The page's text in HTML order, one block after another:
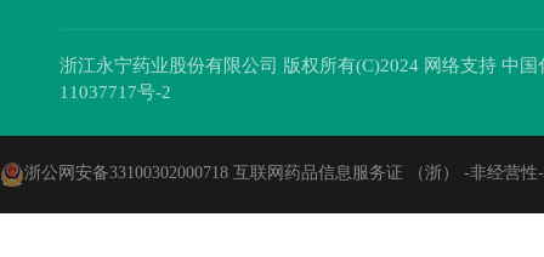
浙江永宁药业股份有限公司 版权所有(C)2024 网络支持 中国
11037717号-2
浙公网安备33100302000718 互联网药品信息服务证 （浙） -非经营性-